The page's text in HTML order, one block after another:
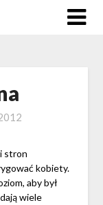
stron
kobiety.
aby był
wiele